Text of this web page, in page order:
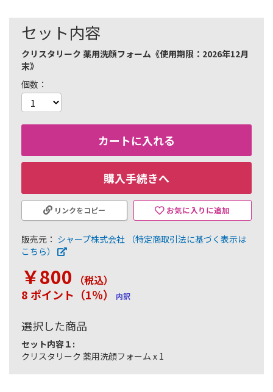
セット内容
クリスタリーク 薬用洗顔フォーム《使用期限：2026年12月
末》
個数
カートに入れる
購入手続きへ
お気に入りに追加
リンクをコピー
販売元： シャープ株式会社
（特定商取引法に基づく表示は
こちら）
￥800 （税込）
8 ポイント（1％） 内訳
選択した商品
セット内容１:
クリスタリーク 薬用洗顔フォーム x 1